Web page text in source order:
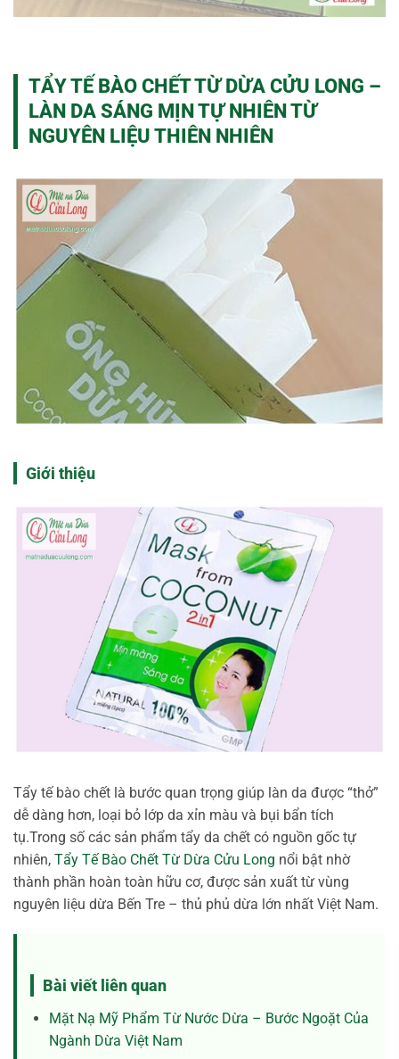
TẨY TẾ BÀO CHẾT TỪ DỪA CỬU LONG –
LÀN DA SÁNG MỊN TỰ NHIÊN TỪ
NGUYÊN LIỆU THIÊN NHIÊN
Giới thiệu
Tẩy tế bào chết là bước quan trọng giúp làn da được “thở”
dễ dàng hơn, loại bỏ lớp da xỉn màu và bụi bẩn tích
tụ.Trong số các sản phẩm tẩy da chết có nguồn gốc tự
nhiên, Tẩy Tế Bào Chết Từ Dừa Cửu Long nổi bật nhờ
thành phần hoàn toàn hữu cơ, được sản xuất từ vùng
nguyên liệu dừa Bến Tre – thủ phủ dừa lớn nhất Việt Nam.
Bài viết liên quan
Mặt Nạ Mỹ Phẩm Từ Nước Dừa – Bước Ngoặt Của
Ngành Dừa Việt Nam